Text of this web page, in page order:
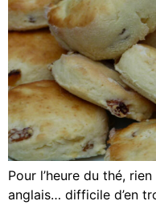
Pour l’heure du thé,
anglais… difficile d’en